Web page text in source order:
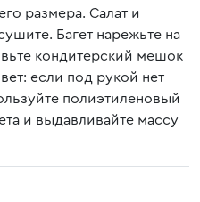
размера. Салат и
Багет нарежьте на
кондитерский мешок
если под рукой нет
полиэтиленовый
и выдавливайте массу